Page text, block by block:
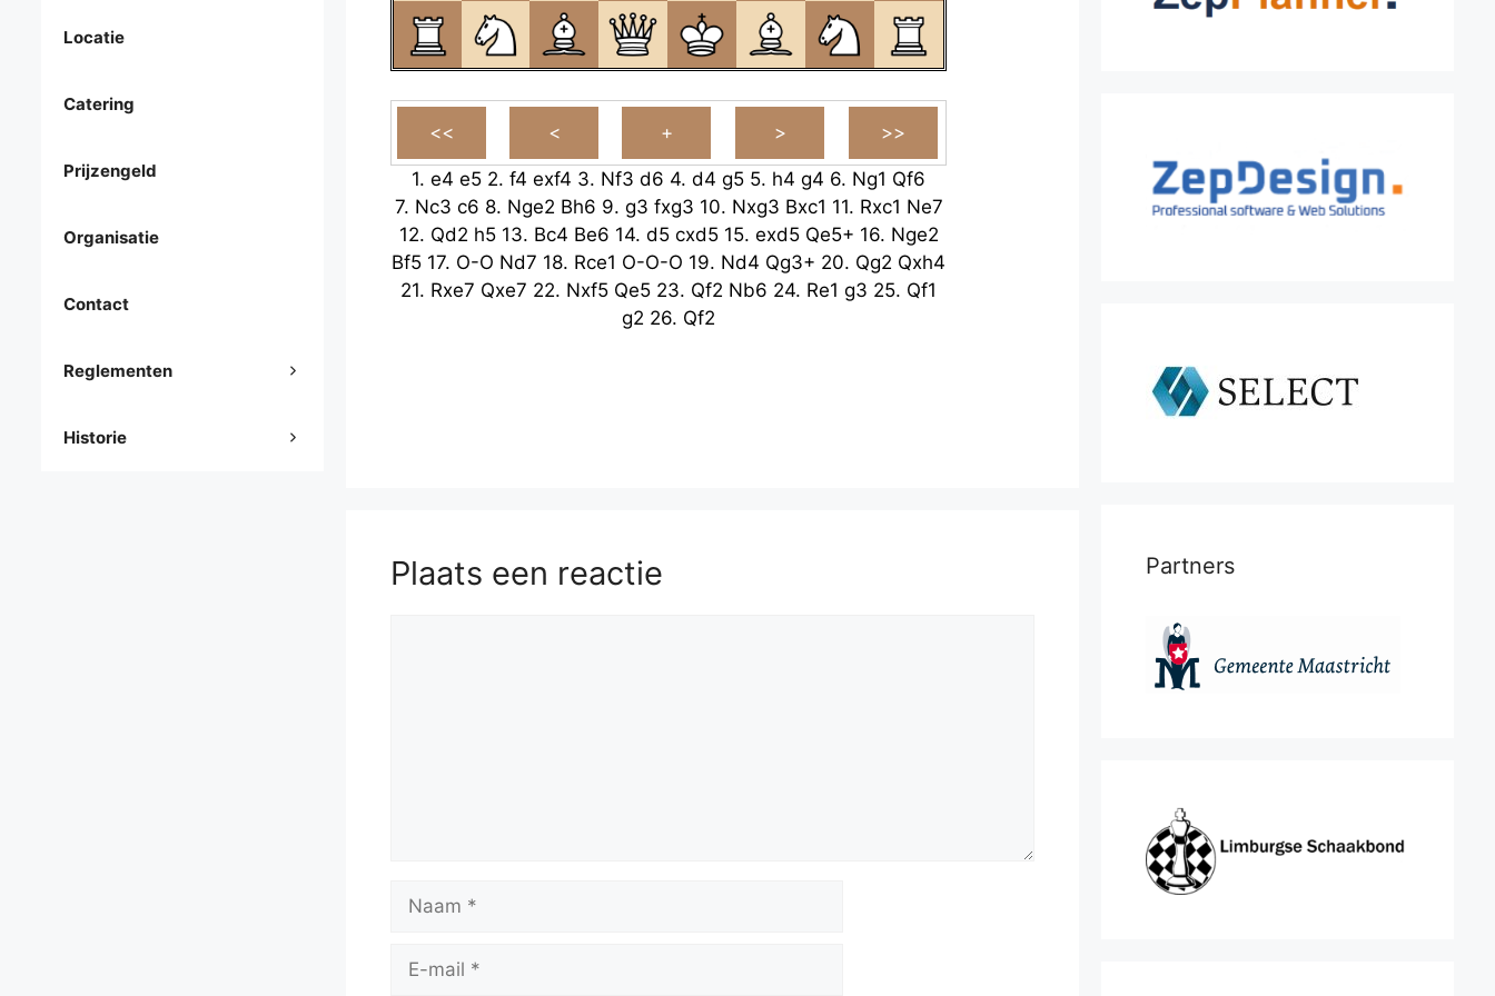
1. e4 e5 2. f4 exf4 3. Nf3 d6 4. d4 g5 5. h4 g4 6. Ng1 Qf6
7. Nc3 c6 8. Nge2 Bh6 9. g3 fxg3 10. Nxg3 Bxc1 11. Rxc1 Ne7
12. Qd2 h5 13. Bc4 Be6 14. d5 cxd5 15. exd5 Qe5+ 16. Nge2
Bf5 17. O-O Nd7 18. Rce1 O-O-O 19. Nd4 Qg3+ 20. Qg2 Qxh4
21. Rxe7 Qxe7 22. Nxf5 Qe5 23. Qf2 Nb6 24. Re1 g3 25. Qf1
g2 26. Qf2
Plaats een reactie
mail
Locatie
Catering
Prijzengeld
Organisatie
Contact
Reglementen
Historie
Partners